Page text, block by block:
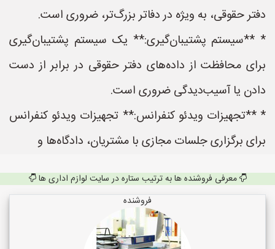
دفتر حقوقی، به ویژه در دفاتر بزرگ‌تر، ضروری است.
* **سیستم پشتیبان‌گیری:** یک سیستم پشتیبان‌گیری
برای محافظت از داده‌های دفتر حقوقی در برابر از دست
دادن یا آسیب‌دیدگی ضروری است.
* **تجهیزات ویدئو کنفرانس:** تجهیزات ویدئو کنفرانس
برای برگزاری جلسات مجازی با مشتریان، دادگاه‌ها و
معرفی فروشنده ها به ترتیب ستاره در سایت لوازم اداری ها
فروشنده